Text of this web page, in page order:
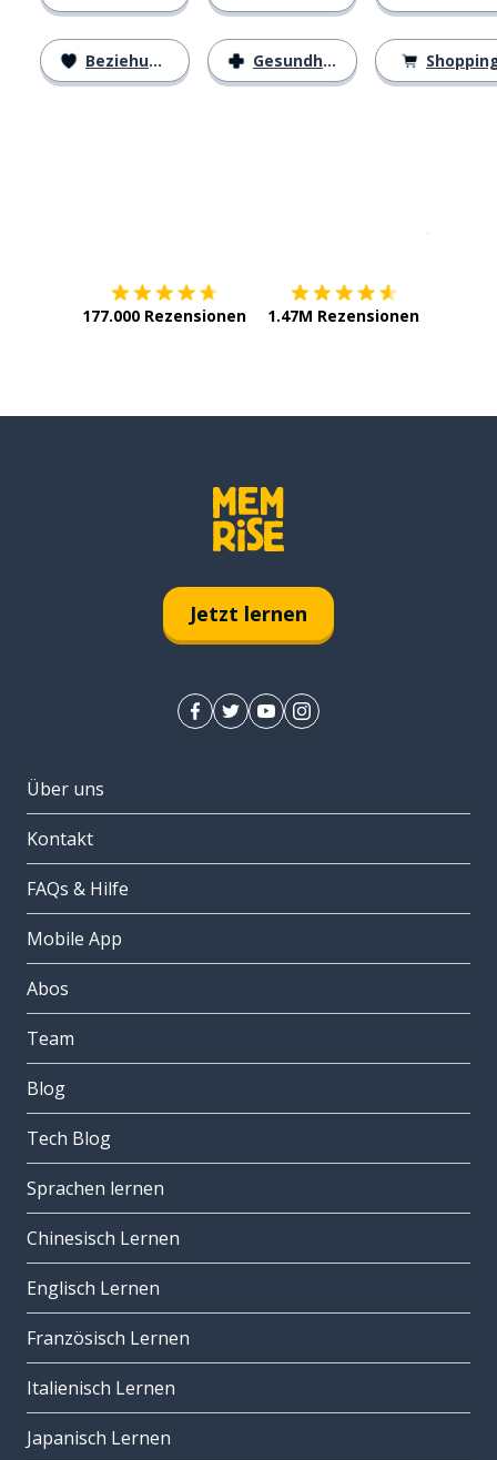
Beziehungen Gesundheit
177.000 Rezensionen 1.47M Rezensionen
Jetzt lernen
Über uns
Kontakt
FAQs & Hilfe
Mobile App
Abos
Team
Blog
Tech Blog
Sprachen lernen
Chinesisch Lernen
Englisch Lernen
Französisch Lernen
Italienisch Lernen
Japanisch Lernen